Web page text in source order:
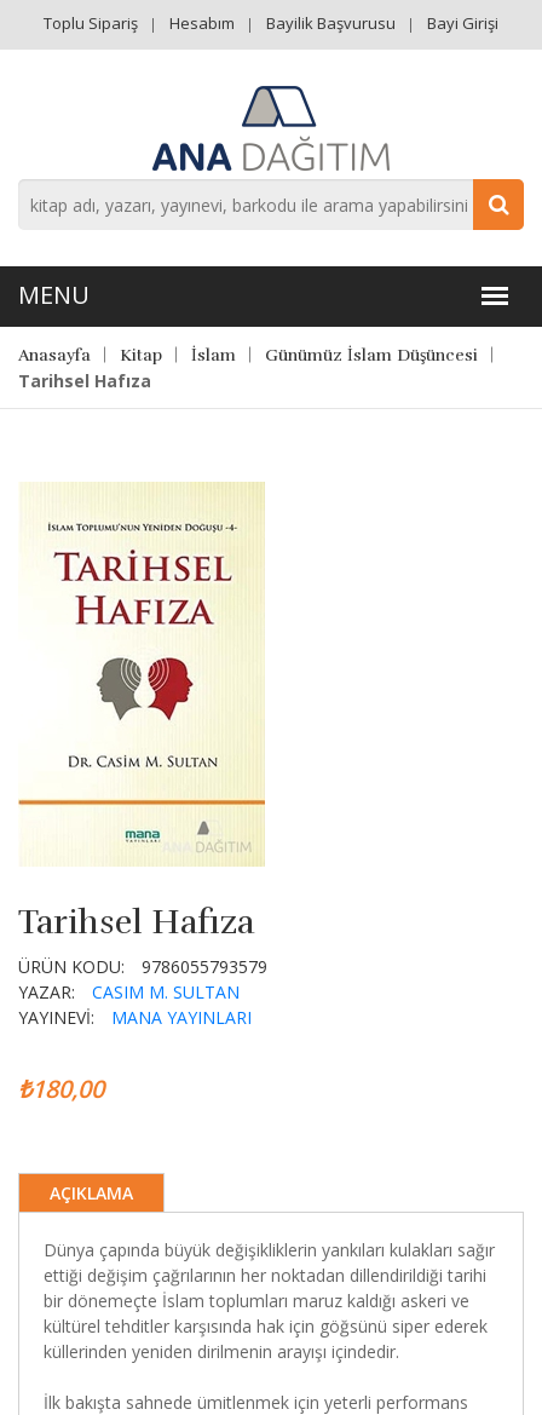
Toplu Sipariş Hesabım Bayilik Başvurusu Bayi Girişi
Anasayfa Kitap İslam Günümüz İslam Düşüncesi
Tarihsel Hafıza
Tarihsel Hafıza
ÜRÜN KODU:
9786055793579
YAZAR:
CASIM M. SULTAN
YAYINEVİ:
MANA YAYINLARI
₺180,00
AÇIKLAMA
Dünya çapında büyük değişikliklerin yankıları kulakları sağır
ettiği değişim çağrılarının her noktadan dillendirildiği tarihi
bir dönemeçte İslam toplumları maruz kaldığı askeri ve
kültürel tehditler karşısında hak için göğsünü siper ederek
küllerinden yeniden dirilmenin arayışı içindedir.
İlk bakışta sahnede ümitlenmek için yeterli performans